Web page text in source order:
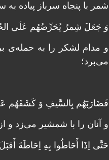
شمر با پنجاه سرباز پیاده
وَ جَعَلَ شِمرٌ یُحَرِّضُهُم‌ عَلَی
و مدام لشکر را به حمله‌ی
می‌برد؛
فَضَارَبَهُم بِالسَّیفِ وَ کَشَفَهُم
و آنان را با شمشیر می‌زد و
حَتَّی اِذَا أَحَاطُوا بِهِ اِحَاطَةَ